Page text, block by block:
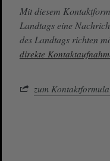
Mit diesem
Landtags eine
des Landtags richten
direkte
zum